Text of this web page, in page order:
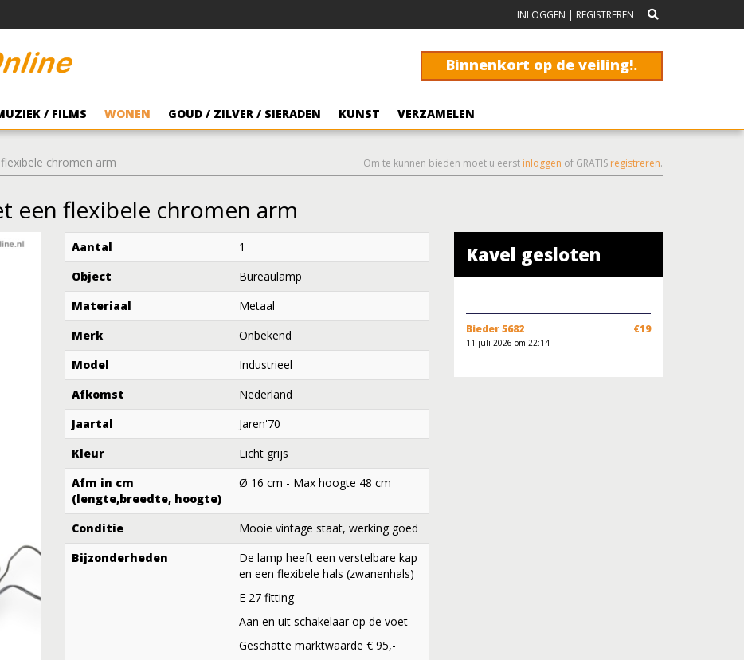
INLOGGEN | REGISTREREN
Binnenkort op de veiling!.
/ FILMS WONEN GOUD / ZILVER / SIERADEN KUNST VERZAMELEN
chromen arm Om te kunnen bieden moet u eerst inloggen of GRATIS registreren.
een flexibele chromen arm
Aantal
1
Object
Bureaulamp
Materiaal
Metaal
Merk
Onbekend
Model
Industrieel
Afkomst
Nederland
Jaartal
Jaren'70
Kleur
Licht grijs
Afm in cm
(lengte,breedte, hoogte)
Ø 16 cm - Max hoogte 48 cm
Conditie
Mooie vintage staat, werking goed
Bijzonderheden
De lamp heeft een verstelbare kap
en een flexibele hals (zwanenhals)
E 27 fitting
Aan en uit schakelaar op de voet
Geschatte marktwaarde € 95,-
Kavel gesloten
Bieder 5682 €19
11 juli 2026 om 22:14